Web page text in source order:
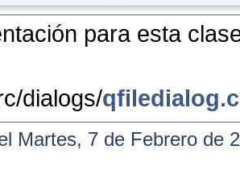
para esta
dialogs/
Martes, 7 de Febrero de